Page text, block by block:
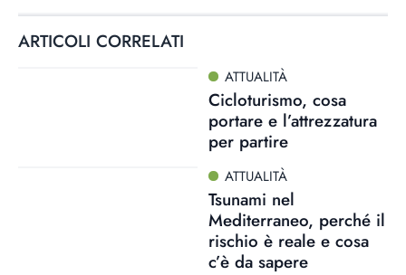
ARTICOLI CORRELATI
ATTUALITÀ
Cicloturismo, cosa
portare e l’attrezzatura
per partire
ATTUALITÀ
Tsunami nel
Mediterraneo, perché il
rischio è reale e cosa
c’è da sapere